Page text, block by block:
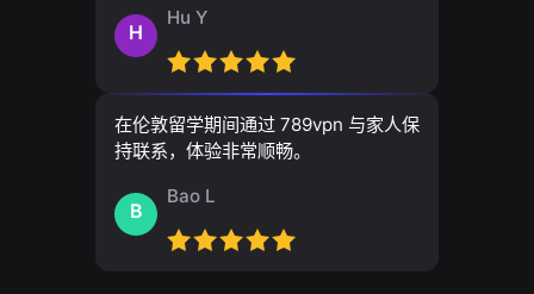
H
Hu Y
在伦敦留学期间通过 789vpn 与家人保
持联系，体验非常顺畅。
B
Bao L